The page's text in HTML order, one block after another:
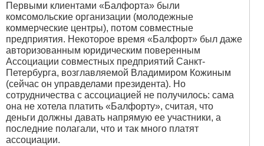
Первыми клиентами «Балфорта» были
комсомольские организации (молодежные
коммерческие центры), потом совместные
предприятия. Некоторое время «Балфорт» был даже
авторизованным юридическим поверенным
Ассоциации совместных предприятий Санкт-
Петербурга, возглавляемой Владимиром Кожиным
(сейчас он управделами президента). Но
сотрудничества с ассоциацией не получилось: сама
она не хотела платить «Балфорту», считая, что
деньги должны давать напрямую ее участники, а
последние полагали, что и так много платят
ассоциации.